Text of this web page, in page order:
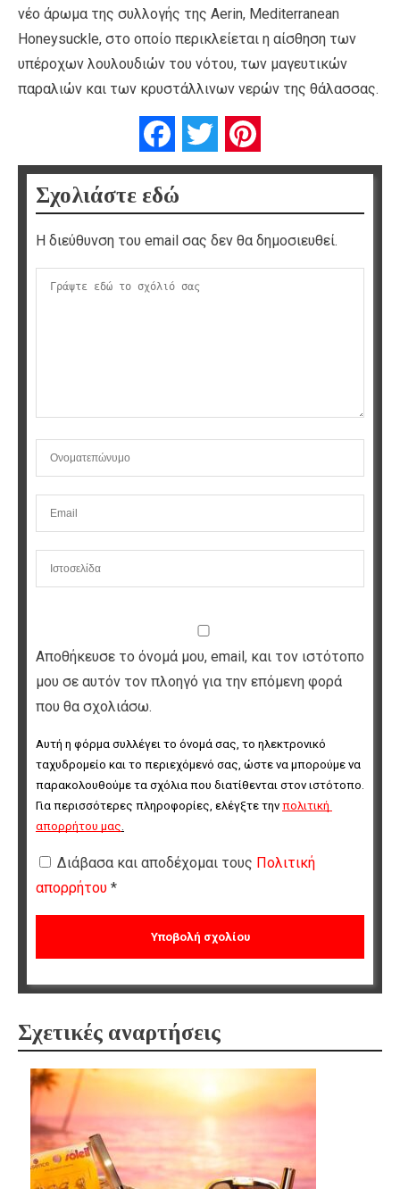
νέο άρωμα της συλλογής της Aerin, Mediterranean
Honeysuckle, στο οποίο περικλείεται η αίσθηση των
υπέροχων λουλουδιών του νότου, των μαγευτικών
παραλιών και των κρυστάλλινων νερών της θάλασσας.
FacebookTwitter
Σχολιάστε εδώ
Η διεύθυνση του email σας δεν θα δημοσιευθεί.
Αποθήκευσε το όνομά μου, email, και τον ιστότοπο
μου σε αυτόν τον πλοηγό για την επόμενη φορά
που θα σχολιάσω.
Αυτή η φόρμα συλλέγει το όνομά σας, το ηλεκτρονικό
ταχυδρομείο και το περιεχόμενό σας, ώστε να μπορούμε να
παρακολουθούμε τα σχόλια που διατίθενται στον ιστότοπο.
Για περισσότερες πληροφορίες, ελέγξτε την πολιτική
απορρήτου μας.
Διάβασα και αποδέχομαι τους Πολιτική
απορρήτου *
Σχετικές αναρτήσεις